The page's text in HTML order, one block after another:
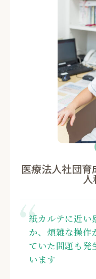
医療法人社団
紙カルテに近い
か、煩雑な操作
ていた問題も発
います